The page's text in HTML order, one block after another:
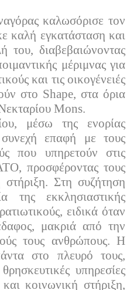
καλωσόρισε τον
καλή εγκατάσταση και
του, διαβεβαιώνοντας
μέριμνας για
και τις οικογένειές
στο Shape, στα όρια
Mons.
μέσω της ενορίας
επαφή με τους
που υπηρετούν στις
προσφέροντας τους
στήριξη. Στη συζήτηση
της εκκλησιαστικής
ειδικά όταν
μακριά από την
τους ανθρώπους. Η
στο πλευρό τους,
υπηρεσίες
κοινωνική στήριξη,